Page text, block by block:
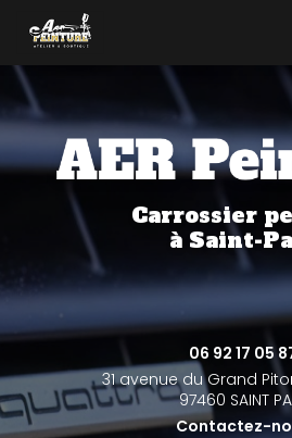
contenu
principal
Carrossier
à Saint-
06 92 17 05
31 avenue du Grand
97460 SAINT
Contactez-